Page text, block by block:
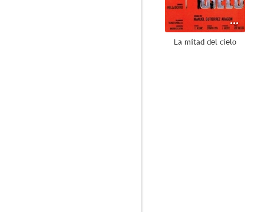
La mitad del cielo